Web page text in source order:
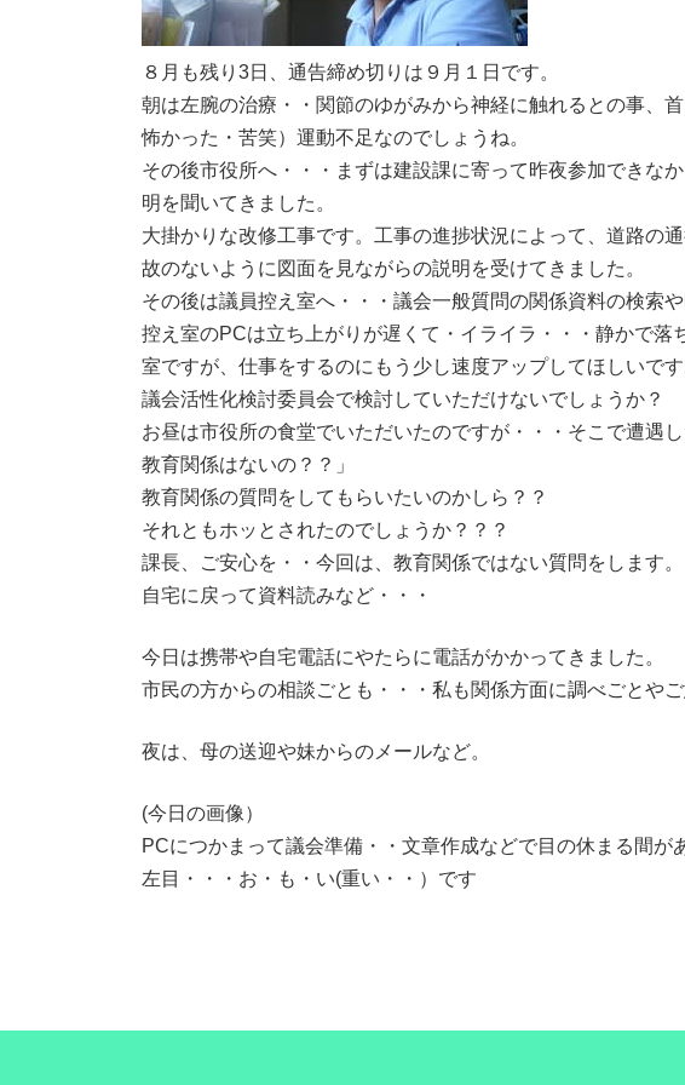
８月も残り3日、通告締め切りは９月１日です。
朝は左腕の治療・・関節のゆがみから神経に触れるとの事、
怖かった・苦笑）運動不足なのでしょうね。
その後市役所へ・・・まずは建設課に寄って昨夜参加できな
明を聞いてきました。
大掛かりな改修工事です。工事の進捗状況によって、道路の
故のないように図面を見ながらの説明を受けてきました。
その後は議員控え室へ・・・議会一般質問の関係資料の検索
控え室のPCは立ち上がりが遅くて・イライラ・・・静かで落
室ですが、仕事をするのにもう少し速度アップしてほしいです
議会活性化検討委員会で検討していただけないでしょうか？
お昼は市役所の食堂でいただいたのですが・・・そこで遭遇
教育関係はないの？？」
教育関係の質問をしてもらいたいのかしら？？
それともホッとされたのでしょうか？？？
課長、ご安心を・・今回は、教育関係ではない質問をします。
自宅に戻って資料読みなど・・・
今日は携帯や自宅電話にやたらに電話がかかってきました。
市民の方からの相談ごとも・・・私も関係方面に調べごとや
夜は、母の送迎や妹からのメールなど。
(今日の画像）
PCにつかまって議会準備・・文章作成などで目の休まる間が
左目・・・お・も・い(重い・・）です